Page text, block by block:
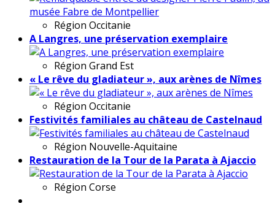
Région Occitanie
A Langres, une préservation exemplaire
Région Grand Est
« Le rêve du gladiateur », aux arènes de Nîmes
Région Occitanie
Festivités familiales au château de Castelnaud
Région Nouvelle-Aquitaine
Restauration de la Tour de la Parata à Ajaccio
Région Corse